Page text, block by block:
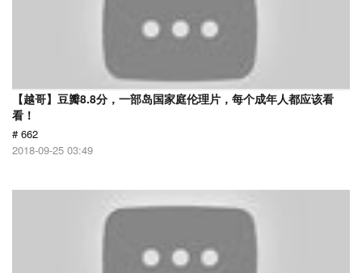
【越哥】豆瓣8.8分，一部岛国家庭伦理片，每个成年人都应该看
看！
# 662
2018-09-25 03:49